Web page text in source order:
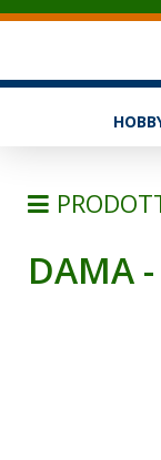
SCALE
TELESCOPICHE
DAMA